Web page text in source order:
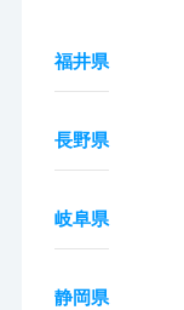
福井県
長野県
岐阜県
静岡県